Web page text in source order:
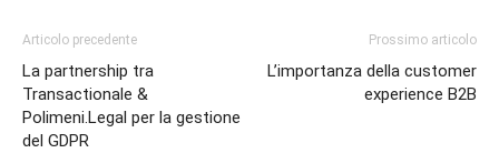
Articolo precedente
La partnership tra
Transactionale &
Polimeni.Legal per la gestione
del GDPR
Prossimo articolo
L’importanza della customer
experience B2B